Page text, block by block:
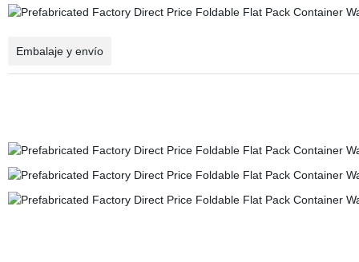
Embalaje y envío